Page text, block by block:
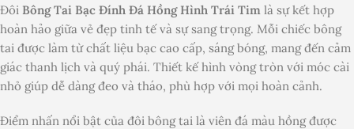
Đôi Bông Tai Bạc Đính Đá Hồng Hình Trái Tim là sự kết hợp
hoàn hảo giữa vẻ đẹp tinh tế và sự sang trọng. Mỗi chiếc bông
tai được làm từ chất liệu bạc cao cấp, sáng bóng, mang đến cảm
giác thanh lịch và quý phái. Thiết kế hình vòng tròn với móc cài
nhỏ giúp dễ dàng đeo và tháo, phù hợp với mọi hoàn cảnh.
Điểm nhấn nổi bật của đôi bông tai là viên đá màu hồng được